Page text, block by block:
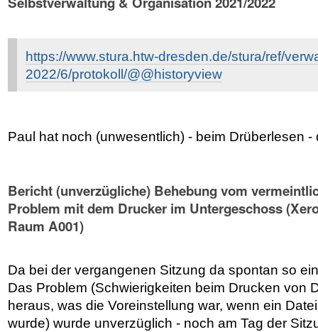
https://www.stura.htw-dresden.de/stura/ref/
2022/6/protokoll/@@historyview
Paul hat noch (unwesentlich) - beim Drüberlesen -
Bericht (unverzügliche) Behebung vom
Problem mit dem Drucker im Untergeschoss
Raum A001)
Da bei der vergangenen Sitzung da spontan so
Das Problem (Schwierigkeiten beim Drucken von
heraus, was die Voreinstellung war, wenn ein
wurde) wurde unverzüglich - noch am Tag der